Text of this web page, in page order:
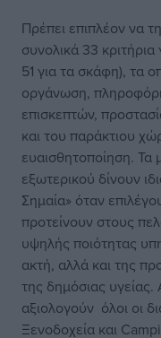
Πρέπει επιπλέον να
συνολικά 33 κριτήρια
51 για τα σκάφη), τα
οργάνωση,
επισκεπτών,
και του παράκτιου
ευαισθητοποίηση. Τα
εξωτερικού δίνουν
Σημαία» όταν
προτείνουν στους
υψηλής ποιότητας
ακτή, αλλά και της
της δημόσιας
αξιολογούν όλοι οι
Ξενοδοχεία και